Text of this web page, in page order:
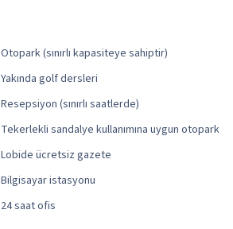
Otopark (sınırlı kapasiteye sahiptir)
Yakında golf dersleri
Resepsiyon (sınırlı saatlerde)
Tekerlekli sandalye kullanımına uygun otopark
Lobide ücretsiz gazete
Bilgisayar istasyonu
24 saat ofis